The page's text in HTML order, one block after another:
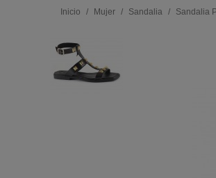
Inicio / Mujer / Sandalia / Sandalia